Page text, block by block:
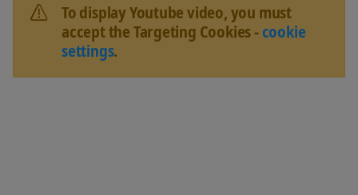
To display Youtube video, you must
accept the Targeting Cookies -cookie
settings.